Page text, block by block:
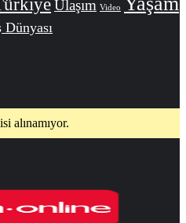
Ulaşım Video
Dünyası
alınamıyor.